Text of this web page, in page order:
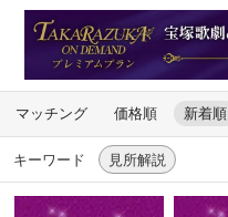
マッチング 価格順 新着順
キーワード 見所解説